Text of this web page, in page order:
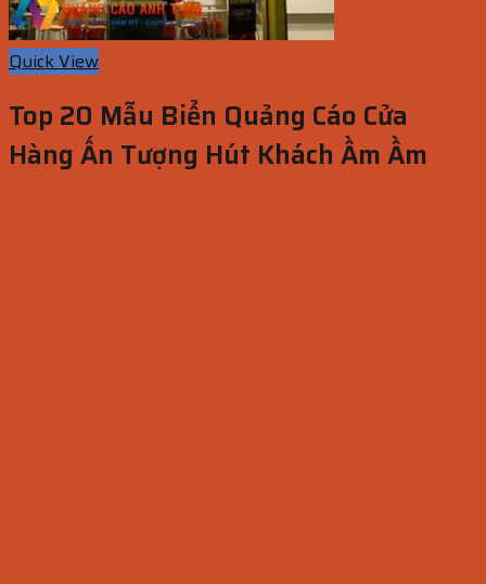
Quick View
Top 20 Mẫu Biển Quảng Cáo Cửa
Hàng Ấn Tượng Hút Khách Ầm Ầm